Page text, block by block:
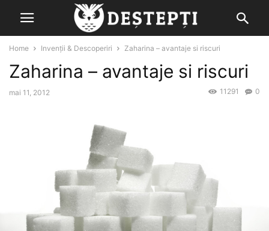
Home Invenții & Descoperiri Zaharina – avantaje si riscuri
Zaharina – avantaje si riscuri
mai 11, 2012 0
11291